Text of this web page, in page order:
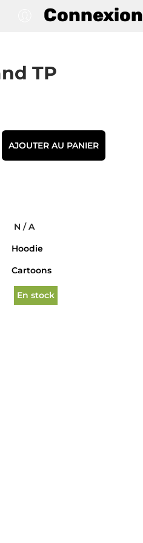
Connexion
TP
AJOUTER AU PANIER
N / A
Hoodie
Cartoons
En stock